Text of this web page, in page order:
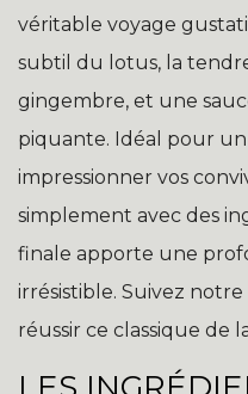
véritable voyage
subtil du lotus, la
gingembre, et une
piquante. Idéal pour
impressionner vos
simplement avec des
finale apporte une
irrésistible. Suivez
réussir ce classique de